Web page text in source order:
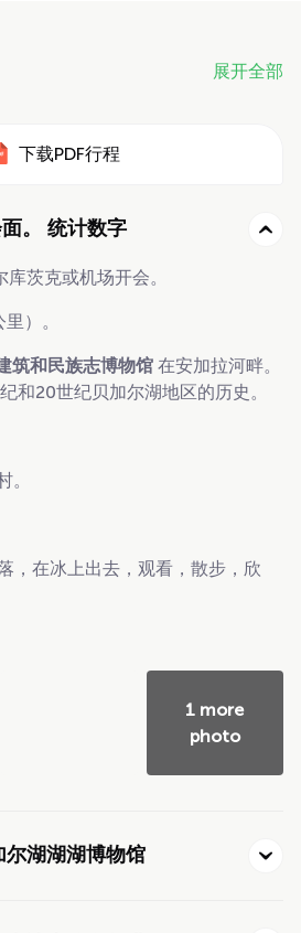
展开全部
下载PDF行程
。 统计数字
茨克或机场开会。
）。
筑和民族志博物馆 在安加拉河畔。
和20世纪贝加尔湖地区的历史。
，在冰上出去，观看，散步，欣
1 more
photo
尔湖湖湖博物馆